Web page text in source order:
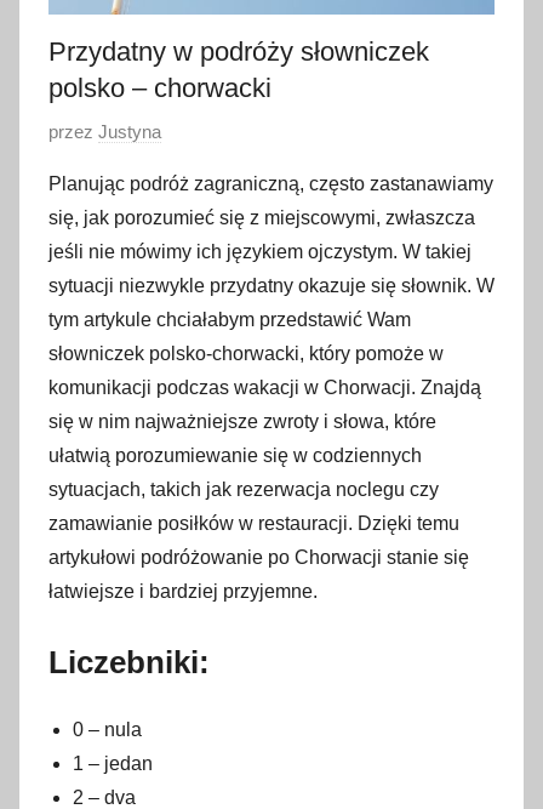
Przydatny w podróży słowniczek
polsko – chorwacki
O
u
b
l
i
k
o
w
a
n
u
e
o
2
0
przez Justyna
Planując podróż zagraniczną, często zastanawiamy
się, jak porozumieć się z miejscowymi, zwłaszcza
jeśli nie mówimy ich językiem ojczystym. W takiej
sytuacji niezwykle przydatny okazuje się słownik. W
tym artykule chciałabym przedstawić Wam
słowniczek polsko-chorwacki, który pomoże w
komunikacji podczas wakacji w Chorwacji. Znajdą
się w nim najważniejsze zwroty i słowa, które
ułatwią porozumiewanie się w codziennych
sytuacjach, takich jak rezerwacja noclegu czy
zamawianie posiłków w restauracji. Dzięki temu
artykułowi podróżowanie po Chorwacji stanie się
łatwiejsze i bardziej przyjemne.
Liczebniki:
0 – nula
1 – jedan
2 – dva